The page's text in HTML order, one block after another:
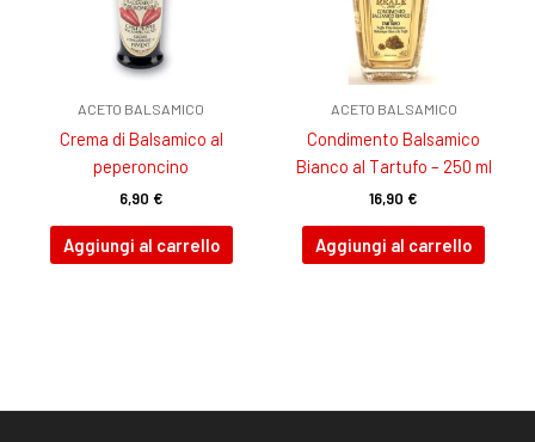
ACETO BALSAMICO
Crema di Balsamico al
peperoncino
6,90 €
Aggiungi al carrello
ACETO BALSAMICO
Condimento Balsamico
Bianco al Tartufo – 250 ml
16,90 €
Aggiungi al carrello